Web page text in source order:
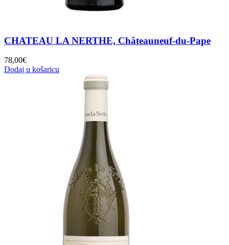
CHATEAU LA NERTHE, Châteauneuf-du-Pape
78,00€
Dodaj u košaricu